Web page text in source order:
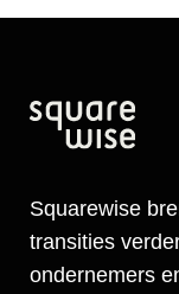
Squarewise
transities
ondernemers